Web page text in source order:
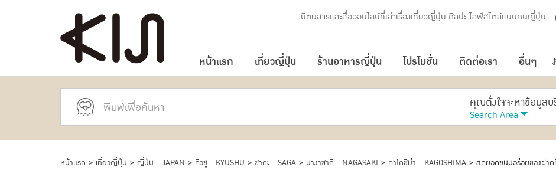
นิตยสารและสื่อออนไลน์ที่เล่าเรื่องเที่ยวญี่ปุ่น ศิลปะ ไลฟ์สไตล์แบบคนญี่ปุ่น
หน้าแรก เที่ยวญี่ปุ่น ร้านอาหารญี่ปุ่น โปรโมชั่น ติดต่อเรา อื่นๆ
คุณตั้งใจจะหาข้อมูลบ
Search Area
หน้าแรก > เที่ยวญี่ปุ่น > ญี่ปุ่น - JAPAN > คิวชู - KYUSHU > ซากะ - SAGA > นางาซากิ - NAGASAKI > คาโกชิม่า - KAGOSHIMA > สุดยอดขนมอร่อยของฝา